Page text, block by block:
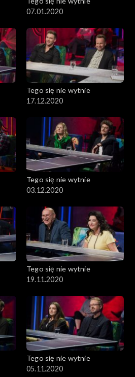
07.01.2020
Tego się nie wytnie
17.12.2020
Tego się nie wytnie
03.12.2020
Tego się nie wytnie
19.11.2020
Tego się nie wytnie
05.11.2020